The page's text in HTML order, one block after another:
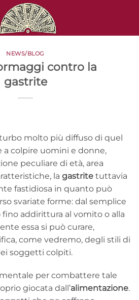
NEWS/BLOG
contro la
gastrite
molto più diffuso di quel
a colpire uomini e donne,
peculiare di età, area
la gastrite tuttavia
fastidiosa in quanto può
svariate forme: dal semplice
addirittura al vomito o alla
essa si può curare,
come vedremo, degli stili di
soggetti colpiti.
per combattere tale
giocata dall’alimentazione.